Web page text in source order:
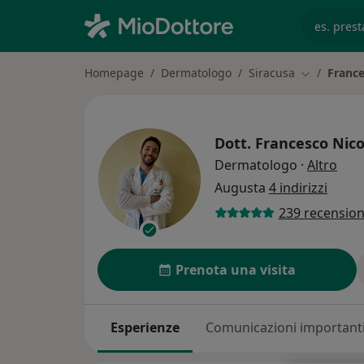
Homepage Dermatologo Siracusa Cambia
Dott. Francesco
Dermatologo · Altro
Augusta 4 indirizzi
239
Prenota una visita
Esperienze Comunicazioni importanti